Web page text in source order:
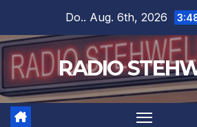
springen
Do.. Aug. 6th, 2026
RADIO